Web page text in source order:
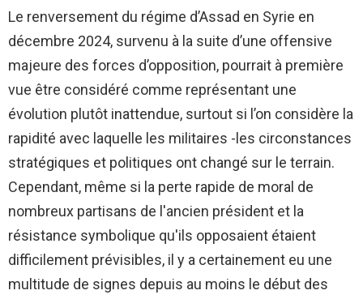
Le renversement du régime d’Assad en Syrie en
décembre 2024, survenu à la suite d’une offensive
majeure des forces d’opposition, pourrait à première
vue être considéré comme représentant une
évolution plutôt inattendue, surtout si l’on considère la
rapidité avec laquelle les militaires -les circonstances
stratégiques et politiques ont changé sur le terrain.
Cependant, même si la perte rapide de moral de
nombreux partisans de l'ancien président et la
résistance symbolique qu'ils opposaient étaient
difficilement prévisibles, il y a certainement eu une
multitude de signes depuis au moins le début des